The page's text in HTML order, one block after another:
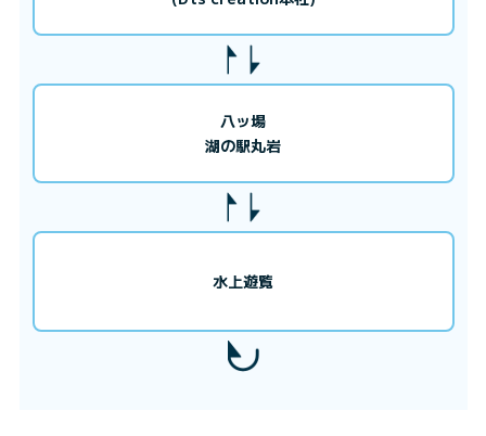
八ッ場
湖の駅丸岩
水上遊覧